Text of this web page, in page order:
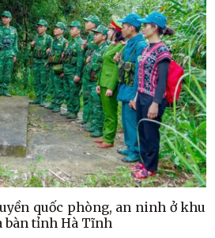
quốc phòng, an ninh ở khu
bàn tỉnh Hà Tĩnh